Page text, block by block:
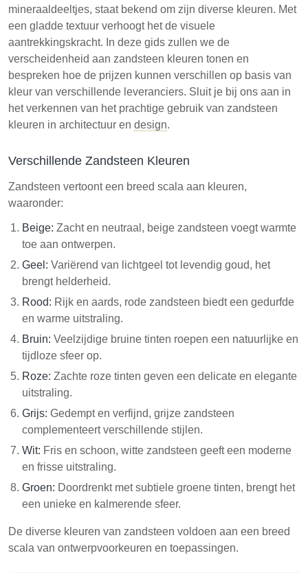
bouw.
mineraaldeeltjes, staat bekend om zijn diverse kleuren. Met
een gladde textuur verhoogt het de visuele
aantrekkingskracht. In deze gids zullen we de
verscheidenheid aan zandsteen kleuren tonen en
bespreken hoe de prijzen kunnen verschillen op basis van
kleur van verschillende leveranciers. Sluit je bij ons aan in
het verkennen van het prachtige gebruik van zandsteen
kleuren in architectuur en design.
Verschillende Zandsteen Kleuren
Zandsteen vertoont een breed scala aan kleuren,
waaronder:
Beige: Zacht en neutraal, beige zandsteen voegt warmte
toe aan ontwerpen.
Geel: Variërend van lichtgeel tot levendig goud, het
brengt helderheid.
Rood: Rijk en aards, rode zandsteen biedt een gedurfde
en warme uitstraling.
Bruin: Veelzijdige bruine tinten roepen een natuurlijke en
tijdloze sfeer op.
Roze: Zachte roze tinten geven een delicate en elegante
uitstraling.
Grijs: Gedempt en verfijnd, grijze zandsteen
complementeert verschillende stijlen.
Wit: Fris en schoon, witte zandsteen geeft een moderne
en frisse uitstraling.
Groen: Doordrenkt met subtiele groene tinten, brengt het
een unieke en kalmerende sfeer.
De diverse kleuren van zandsteen voldoen aan een breed
scala van ontwerpvoorkeuren en toepassingen.